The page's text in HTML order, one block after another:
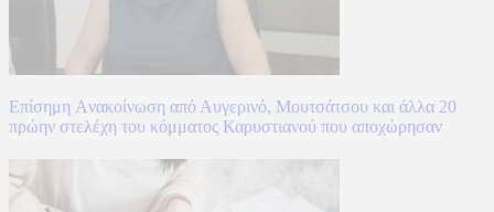
Επίσημη Aνακοίνωση από Αυγερινό, Μουτσάτσου και άλλα 20
πρώην στελέχη του κόμματος Καρυστιανού που αποχώρησαν